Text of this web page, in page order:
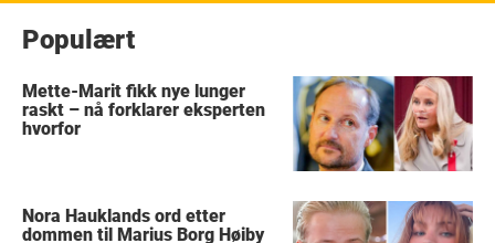
Populært
Mette-Marit fikk nye lunger
raskt – nå forklarer eksperten
hvorfor
Nora Hauklands ord etter
dommen til Marius Borg Høiby